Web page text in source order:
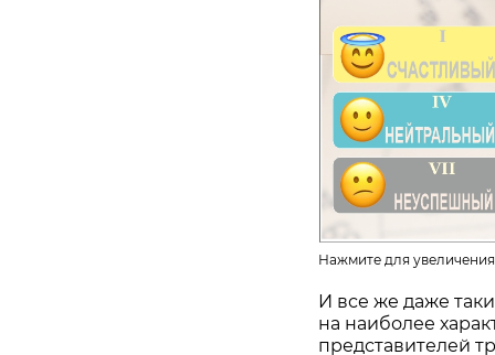
Нажмите для
И все же даже
на наиболее
представителей